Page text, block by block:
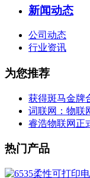
新闻动态
公司动态
行业资讯
为您推荐
获得斑马金牌
词联网：物联
睿浩物联网正
热门产品